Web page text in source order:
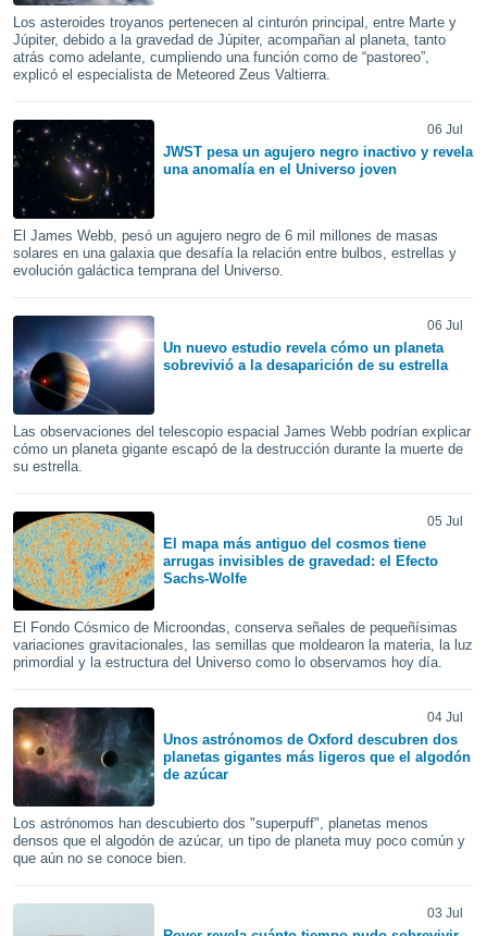
sitio
te
de que
el sitio
se
para
ni para
o
aunque
no
Puedes
acceder a
web a
abono
únicos
similares
como
este sitio
IP
de
posible
traten tus
en
a lo que
Para
Los asteroides troyanos pertenecen al cinturón principal, entre Marte y
Júpiter, debido a la gravedad de Júpiter, acompañan al planeta, tanto
atrás como adelante, cumpliendo una función como de “pastoreo”,
explicó el especialista de Meteored Zeus Valtierra.
06 Jul
JWST pesa un agujero negro inactivo y revela
una anomalía en el Universo joven
El James Webb, pesó un agujero negro de 6 mil millones de masas
solares en una galaxia que desafía la relación entre bulbos, estrellas y
evolución galáctica temprana del Universo.
06 Jul
Un nuevo estudio revela cómo un planeta
sobrevivió a la desaparición de su estrella
Las observaciones del telescopio espacial James Webb podrían explicar
cómo un planeta gigante escapó de la destrucción durante la muerte de
su estrella.
05 Jul
El mapa más antiguo del cosmos tiene
arrugas invisibles de gravedad: el Efecto
Sachs-Wolfe
El Fondo Cósmico de Microondas, conserva señales de pequeñísimas
variaciones gravitacionales, las semillas que moldearon la materia, la luz
primordial y la estructura del Universo como lo observamos hoy día.
04 Jul
Unos astrónomos de Oxford descubren dos
planetas gigantes más ligeros que el algodón
de azúcar
Los astrónomos han descubierto dos "superpuff", planetas menos
densos que el algodón de azúcar, un tipo de planeta muy poco común y
que aún no se conoce bien.
03 Jul